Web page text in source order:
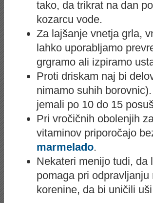
tako, da trikrat na dan
kozarcu vode.
Za lajšanje vnetja grla,
lahko uporabljamo
grgramo ali izpiramo
Proti driskam naj bi
nimamo suhih
jemali po 10 do 15
Pri vročičnih obolenjih
vitaminov priporočajo
marmelado.
Nekateri menijo tudi, da
pomaga pri
korenine, da bi uničili